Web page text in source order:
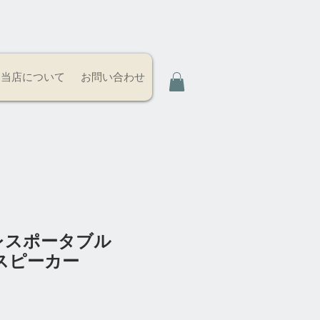
当店について お問い合わせ
ポータブル
ーカー